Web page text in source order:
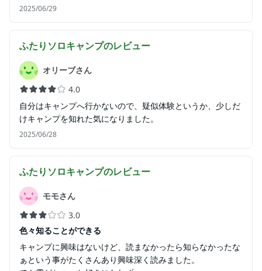
2025/06/29
ふたりソロキャンプのレビュー
オリーブさん
4.0
自分はキャンプへ行かないので、疑似体験というか、少しだ
けキャンプを知れた気になりました。
2025/06/28
ふたりソロキャンプのレビュー
モモさん
3.0
色々知ることができる
キャンプに興味はないけど、読まなかったら知らなかったな
ぁという事がたくさんあり興味深く読みました。